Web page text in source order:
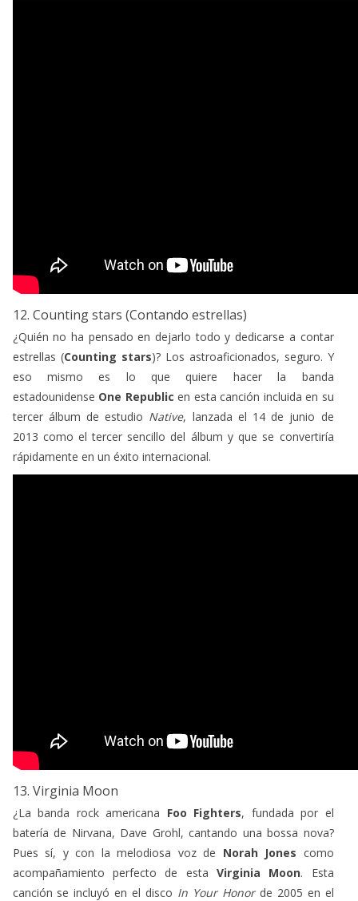
12. Counting stars (Contando estrellas)
¿Quién no ha pensado en dejarlo todo y dedicarse a contar
estrellas (Counting stars)? Los astroaficionados, seguro. Y
eso mismo es lo que quiere hacer la banda
estadounidense One Republic en esta canción incluida en su
tercer álbum de estudio Native, lanzada el 14 de junio de
2013 como el tercer sencillo del álbum y que se convertiría
rápidamente en un éxito internacional.
13. Virginia Moon
¿La banda rock americana Foo Fighters, fundada por el
batería de Nirvana, Dave Grohl, cantando una bossa nova?
Pues sí, y con la melodiosa voz de Norah Jones como
acompañamiento perfecto de esta Virginia Moon. Esta
canción se incluyó en el disco In Your Honor de 2005 en el